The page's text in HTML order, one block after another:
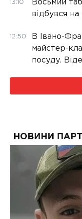
13:10
Восьмий
відбувся
12:50
В Івано-
майстер-
посуду.